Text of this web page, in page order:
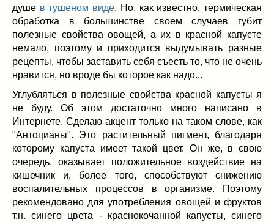
Заначка на зиму!(29)
Грибы(5)
Овощные заготовки(11)
Сладкие заготовки(10)
Поговорим о
конкурсы(7)
продуктах(2)
разном(9)
Постные рецепты(8)
Праздничные блюда
8 марта(1)
День всех влюбленных(3)
мужские даты(1)
душе в тушеном виде. Но, как известно, термическая
обработка в большинстве своем случаев губит
полезные свойства овощей, а их в красной капусте
немало, поэтому и приходится выдумывать разные
рецепты, чтобы заставить себя съесть то, что не очень
нравится, но вроде бы которое как надо...
Углубляться в полезные свойства красной капусты я
не буду. Об этом достаточно много написано в
Интернете. Сделаю акцент только на таком слове, как
"Антоцианы". Это растительный пигмент, благодаря
которому капуста имеет такой цвет. Он же, в свою
очередь, оказывает положительное воздействие на
кишечник и, более того, способствуют снижению
воспалительных процессов в организме. Поэтому
рекомендовано для употребления овощей и фруктов
т.н. синего цвета - краснокочанной капусты, синего